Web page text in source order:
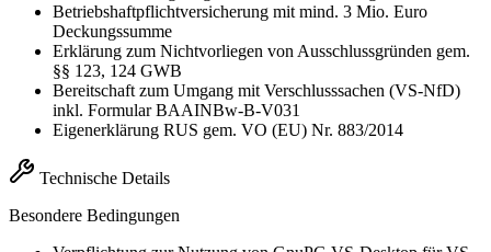
Betriebshaftpflichtversicherung mit mind. 3 Mio. Euro
Deckungssumme
Erklärung zum Nichtvorliegen von Ausschlussgründen gem.
§§ 123, 124 GWB
Bereitschaft zum Umgang mit Verschlusssachen (VS-NfD)
inkl. Formular BAAINBw-B-V031
Eigenerklärung RUS gem. VO (EU) Nr. 883/2014
Technische Details
Besondere Bedingungen